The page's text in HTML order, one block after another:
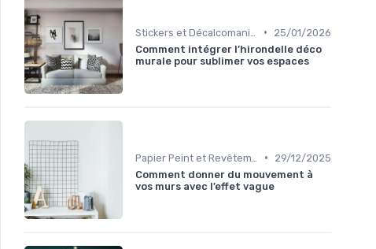
•
25/01/2026
Comment intégrer l’hirondelle déco
murale pour sublimer vos espaces
•
29/12/2025
Comment donner du mouvement à
vos murs avec l’effet vague